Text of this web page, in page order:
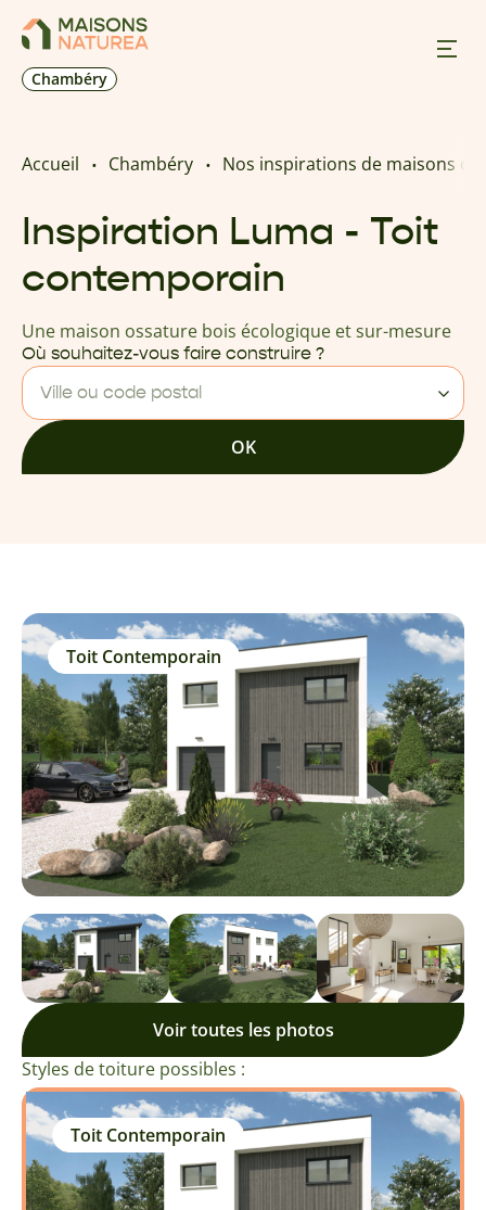
Chambéry
Nos offres
Prendre RDV
Accueil Chambéry Nos inspirations de maisons
Inspiration Luma - Toit
contemporain
Une maison ossature bois écologique et sur-mesure
Où souhaitez-vous faire construire ?
Ville ou code postal
OK
Toit Contemporain
Voir toutes les photos
Styles de toiture possibles :
Toit Contemporain